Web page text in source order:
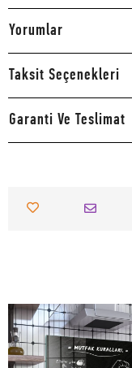
Yorumlar
Taksit Seçenekleri
Garanti Ve Teslimat